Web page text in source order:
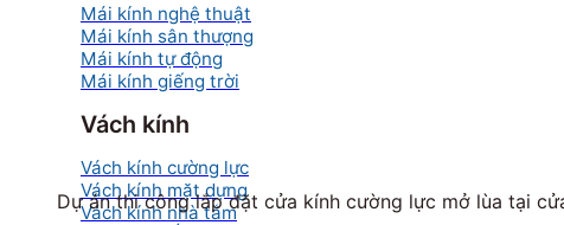
Mái kính nghệ thuật
Mái kính sân thượng
Mái kính tự động
Mái kính giếng trời
Vách kính
Vách kính cường lực
Vách kính mặt dựng
Vách kính nhà tắm
Dự án thi công lắp đặt cửa kính cường lực mở lùa tại